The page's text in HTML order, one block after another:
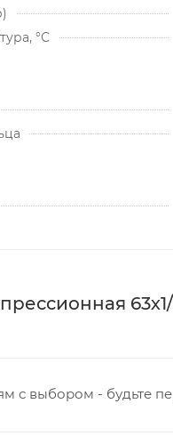
°С
с выбором - будьте